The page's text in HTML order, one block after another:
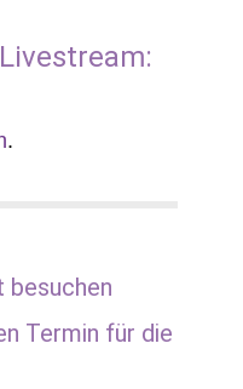
.
Termin für die